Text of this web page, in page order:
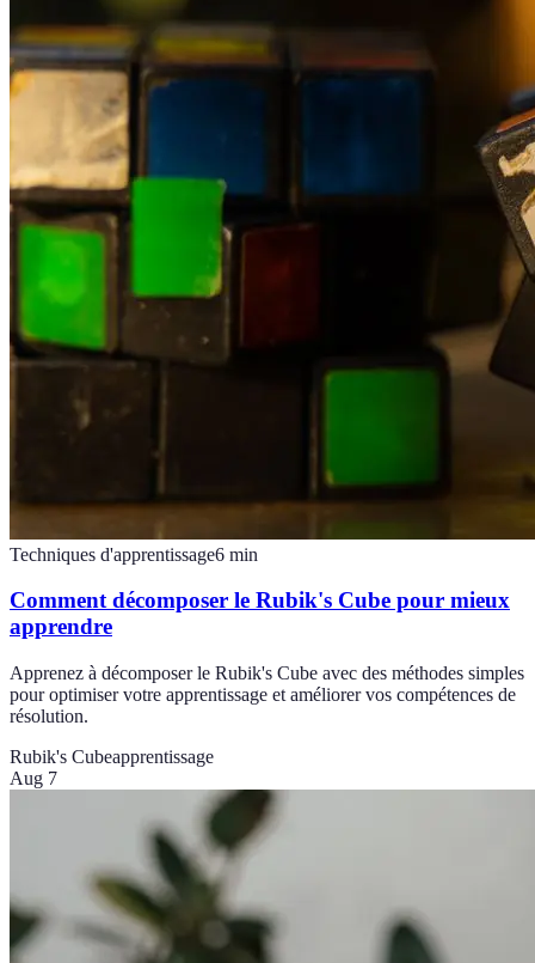
Techniques d'apprentissage6 min
Comment décomposer le Rubik's Cube pour mieux
apprendre
Apprenez à décomposer le Rubik's Cube avec des méthodes simples
pour optimiser votre apprentissage et améliorer vos compétences de
résolution.
Rubik's Cubeapprentissage
Aug 7